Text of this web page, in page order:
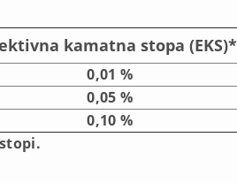
kamatna stopa (EKS)*
0,01 %
0,05 %
0,10 %